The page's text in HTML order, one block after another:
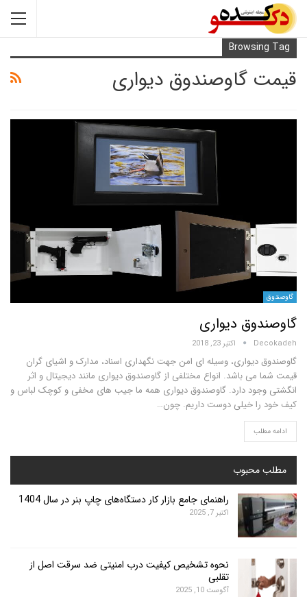
گاوصندوق دیواری
دیواری
اکتبر 23, 2018
وسیله ای امن جهت نگهداری اسناد، مدارک و اشیای گران
باشد. انواع مختلفی از گاوصندوق دیواری مانند دیجیتال و اثر
دارد. گاوصندوق دیواری همه ما جیب های مخفی و کوچک لباس و
خیلی دوست داریم. چون…
راهنمای جامع بازار کار دستگاه‌های چاپ بنر در سال 1404
اکتبر 7, 2025
نحوه تشخیص کیفیت درب امنیتی ضد سرقت اصل از
تقلبی
آگوست 10, 2025